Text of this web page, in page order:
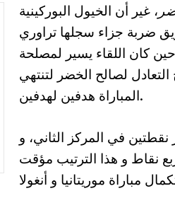
، غير أن الخيول البوركينية
ضربة جزاء سجلها تراوري
’71. و في حين كان اللقاء يسير لمصلحة
التعادل لصالح الخضر لتنتهي
المباراة هدفين لهدفين.
نقطتين في المركز الثاني، و
نقاط و هذا الترتيب مؤقت